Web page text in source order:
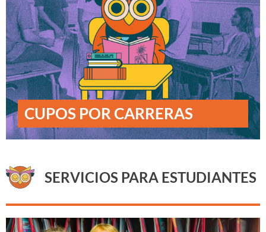
CUPOS POR CARRERAS
SERVICIOS PARA ESTUDIANTES